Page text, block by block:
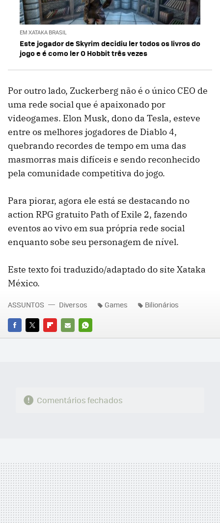
EM XATAKA BRASIL
Este jogador de Skyrim decidiu ler todos os livros do
jogo e é como ler O Hobbit três vezes
Por outro lado, Zuckerberg não é o único CEO de
uma rede social que é apaixonado por
videogames. Elon Musk, dono da Tesla, esteve
entre os melhores jogadores de Diablo 4,
quebrando recordes de tempo em uma das
masmorras mais difíceis e sendo reconhecido
pela comunidade competitiva do jogo.
Para piorar, agora ele está se destacando no
action RPG gratuito Path of Exile 2, fazendo
eventos ao vivo em sua própria rede social
enquanto sobe seu personagem de nível.
Este texto foi traduzido/adaptado do site Xataka
México.
FACEBOOK
TWITTERFLIPBOARD
E-
WHATSAPP
ASSUNTOS Diversos Games Bilionários
Comentários fechados